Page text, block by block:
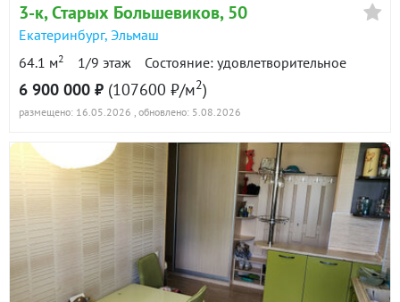
3-к, Старых Большевиков, 50
Екатеринбург, Эльмаш
64.1 м2 1/9 этаж Состояние: удовлетворительное
6 900 000 ₽ (107600 ₽/м2)
размещено: 16.05.2026 , обновлено: 5.08.2026